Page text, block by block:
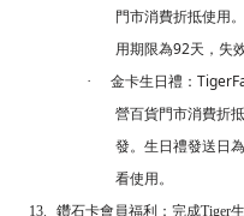
門市消費折抵使用
用期限為92天，失
· 金卡生日禮：
營百貨門市消費折
發。生日禮發送日
看使用。
13.
鑽石卡會員福利：完成Tiger